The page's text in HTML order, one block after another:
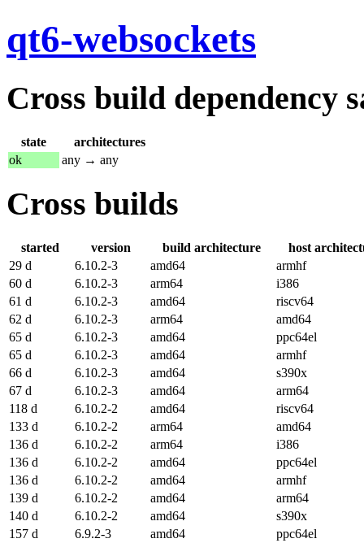
qt6-websockets
Cross build dependency
state
architectures
ok
any → any
Cross builds
started version build architecture
host
29 d
6.10.2-3 amd64
armhf
60 d
6.10.2-3 arm64
i386
61 d
6.10.2-3 amd64
riscv64
62 d
6.10.2-3 arm64
amd64
65 d
6.10.2-3 amd64
ppc64el
65 d
6.10.2-3 amd64
armhf
66 d
6.10.2-3 amd64
s390x
67 d
6.10.2-3 amd64
arm64
118 d
6.10.2-2 amd64
riscv64
133 d
6.10.2-2 arm64
amd64
136 d
6.10.2-2 arm64
i386
136 d
6.10.2-2 amd64
ppc64el
136 d
6.10.2-2 amd64
armhf
139 d
6.10.2-2 amd64
arm64
140 d
6.10.2-2 amd64
s390x
157 d
6.9.2-3 amd64
ppc64el